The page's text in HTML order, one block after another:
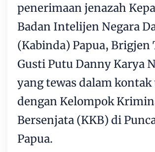
penerimaan jenazah
Badan Intelijen Negara
(Kabinda) Papua, Brigjen
Gusti Putu Danny Karya
yang tewas dalam kontak
dengan Kelompok
Bersenjata (KKB) di
Papua.